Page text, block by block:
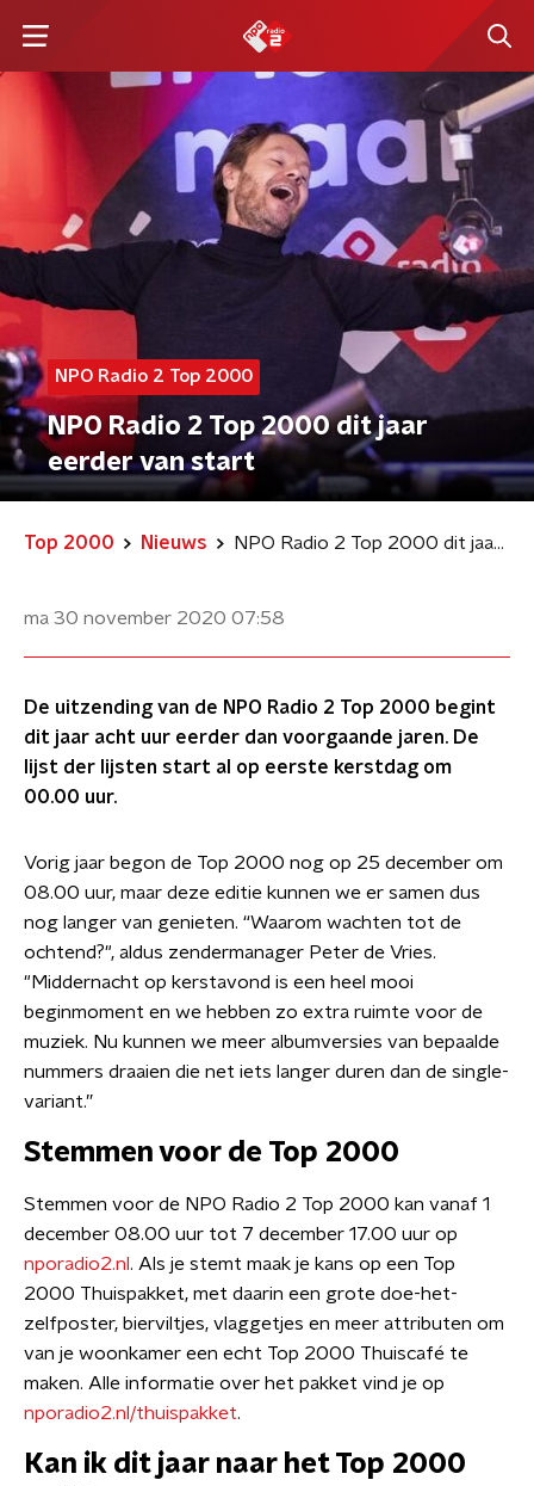
NPO Radio 2 Top 2000
NPO Radio 2 Top 2000 dit jaar
eerder van start
Top 2000 Nieuws NPO Radio 2 Top 2000 dit jaar eerder van start
ma 30 november 2020 07:58
De uitzending van de NPO Radio 2 Top 2000 begint
dit jaar acht uur eerder dan voorgaande jaren. De
lijst der lijsten start al op eerste kerstdag om
00.00 uur.
Vorig jaar begon de Top 2000 nog op 25 december om
08.00 uur, maar deze editie kunnen we er samen dus
nog langer van genieten. “Waarom wachten tot de
ochtend?", aldus zendermanager Peter de Vries.
"Middernacht op kerstavond is een heel mooi
beginmoment en we hebben zo extra ruimte voor de
muziek. Nu kunnen we meer albumversies van bepaalde
nummers draaien die net iets langer duren dan de single-
variant.”
Stemmen voor de Top 2000
Stemmen voor de NPO Radio 2 Top 2000 kan vanaf 1
december 08.00 uur tot 7 december 17.00 uur op
nporadio2.nl . Als je stemt maak je kans op een Top
2000 Thuispakket, met daarin een grote doe-het-
zelfposter, bierviltjes, vlaggetjes en meer attributen om
van je woonkamer een echt Top 2000 Thuiscafé te
maken. Alle informatie over het pakket vind je op
nporadio2.nl/thuispakket.
Kan ik dit jaar naar het Top 2000